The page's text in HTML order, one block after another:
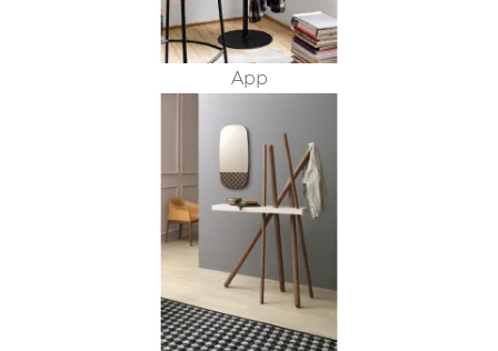
App